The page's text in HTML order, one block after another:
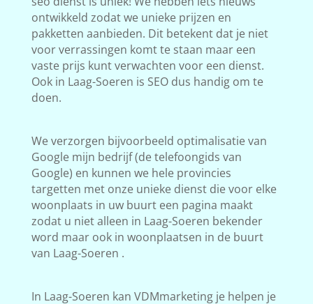
ontwikkeld zodat we unieke prijzen en
pakketten aanbieden. Dit betekent dat je niet
voor verrassingen komt te staan maar een
vaste prijs kunt verwachten voor een dienst.
Ook in Laag-Soeren is SEO dus handig om te
doen.
We verzorgen bijvoorbeeld optimalisatie van
Google mijn bedrijf (de telefoongids van
Google) en kunnen we hele provincies
targetten met onze unieke dienst die voor elke
woonplaats in uw buurt een pagina maakt
zodat u niet alleen in Laag-Soeren bekender
word maar ook in woonplaatsen in de buurt
van Laag-Soeren .
In Laag-Soeren kan VDMmarketing je helpen je